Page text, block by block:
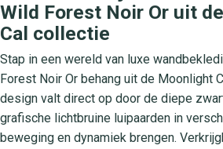
Wild Forest Noir Or uit
Cal collectie
Stap in een wereld van luxe
Forest Noir Or behang uit de Moonlight
design valt direct op door de diepe
grafische lichtbruine luipaarden in
beweging en dynamiek brengen.